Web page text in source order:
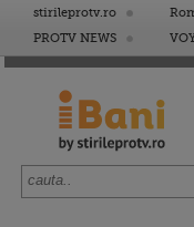
stirileprotv.ro
PROTV NEWS